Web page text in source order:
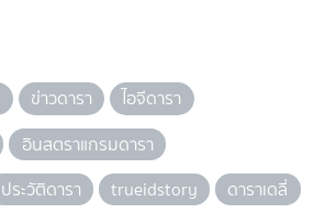
ข่าวดารา
ไอจีดารา
อินสตราแกรมดารา
ประวัติดารา trueidstory ดาราเดลี่